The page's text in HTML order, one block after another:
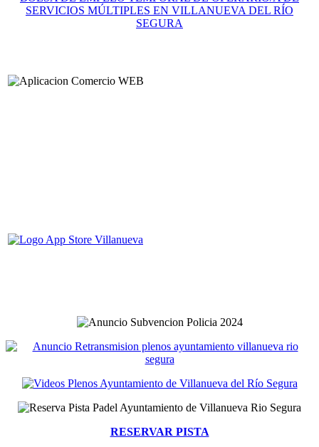
SERVICIOS MÚLTIPLES EN VILLANUEVA DEL RÍO
SEGURA
RESERVAR PISTA